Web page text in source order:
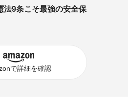
9条こそ最強の安全保
で詳細を確認